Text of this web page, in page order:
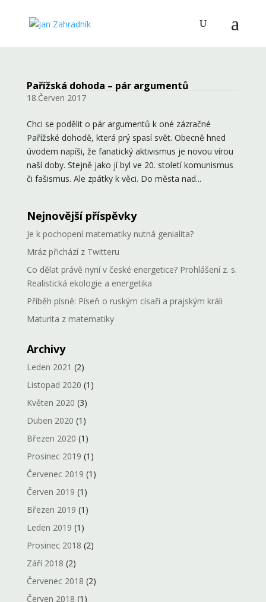
Pařížská dohoda – pár argumentů
18.Červen 2017
Chci se podělit o pár argumentů k oné zázračné
Pařížské dohodě, která prý spasí svět. Obecně hned
úvodem napíši, že fanatický aktivismus je novou vírou
naší doby. Stejně jako jí byl ve 20. století komunismus
či fašismus. Ale zpátky k věci. Do města nad...
Nejnovější příspěvky
Je k pochopení matematiky nutná genialita?
Mráz přichází z Twitteru
Co dělat právě nyní v české energetice? Prohlášení z. s.
Realistická ekologie a energetika
Příběh písně: Píseň o ruským císaři a prajským králi
Maturita z matematiky
Archivy
Leden 2021 (2)
Listopad 2020 (1)
Květen 2020 (3)
Duben 2020 (1)
Březen 2020 (1)
Prosinec 2019 (1)
Červenec 2019 (1)
Červen 2019 (1)
Březen 2019 (1)
Leden 2019 (1)
Prosinec 2018 (2)
Září 2018 (2)
Červenec 2018 (2)
Červen 2018 (1)